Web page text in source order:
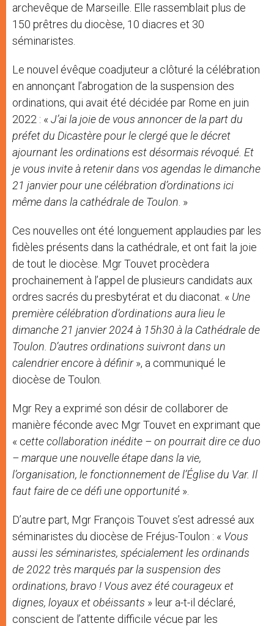
archevêque de Marseille. Elle rassemblait plus de
150 prêtres du diocèse, 10 diacres et 30
séminaristes.
Le nouvel évêque coadjuteur a clôturé la célébration
en annonçant l’abrogation de la suspension des
ordinations, qui avait été décidée par Rome en juin
2022 : « J’ai la joie de vous annoncer de la part du
préfet du Dicastère pour le clergé que le décret
ajournant les ordinations est désormais révoqué. Et
je vous invite à retenir dans vos agendas le dimanche
21 janvier pour une célébration d’ordinations ici
même dans la cathédrale de Toulon . »
Ces nouvelles ont été longuement applaudies par les
fidèles présents dans la cathédrale, et ont fait la joie
de tout le diocèse. Mgr Touvet procèdera
prochainement à l’appel de plusieurs candidats aux
ordres sacrés du presbytérat et du diaconat. « Une
première célébration d’ordinations aura lieu le
dimanche 21 janvier 2024 à 15h30 à la Cathédrale de
Toulon. D’autres ordinations suivront dans un
calendrier encore à définir», a communiqué le
diocèse de Toulon.
Mgr Rey a exprimé son désir de collaborer de
manière féconde avec Mgr Touvet en exprimant que
« cette collaboration inédite – on pourrait dire ce duo
– marque une nouvelle étape dans la vie,
l’organisation, le fonctionnement de l’Église du Var. Il
faut faire de ce défi une opportunité ».
D’autre part, Mgr François Touvet s’est adressé aux
séminaristes du diocèse de Fréjus-Toulon : « Vous
aussi les séminaristes, spécialement les ordinands
de 2022 très marqués par la suspension des
ordinations, bravo ! Vous avez été courageux et
dignes, loyaux et obéissants » leur a-t-il déclaré,
conscient de l’attente difficile vécue par les